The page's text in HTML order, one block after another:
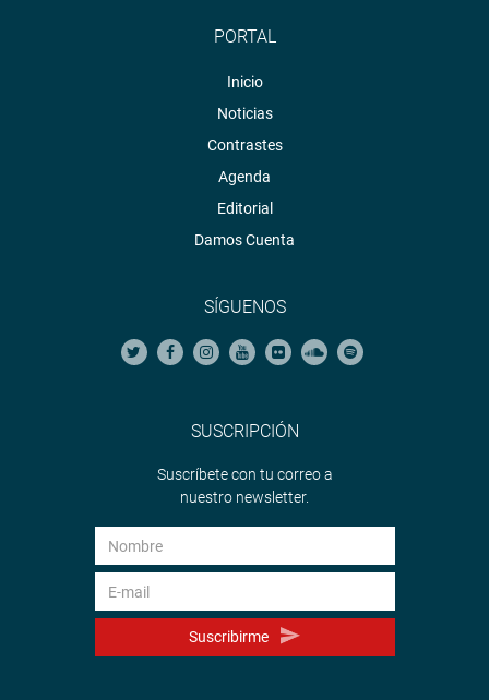
PORTAL
Inicio
Noticias
Contrastes
Agenda
Editorial
Damos Cuenta
SÍGUENOS
SUSCRIPCIÓN
Suscríbete con tu correo a
nuestro newsletter.
Suscribirme